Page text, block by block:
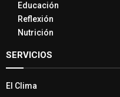
Educación
Reflexión
Nutrición
SERVICIOS
El Clima